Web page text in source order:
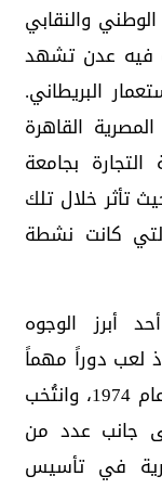
والنقابي
فيه عدن تشهد
البريطاني.
المصرية القاهرة
بجامعة
التي تخرج فيها عام 1963، حيث تأثر خلال تلك
التي كانت نشطة
أبرز الوجوه
لعب دوراً مهماً
في تأسيس "حزب الطليعة الشعبية" عام 1974، وانتُخب
جانب عدد من
في تأسيس